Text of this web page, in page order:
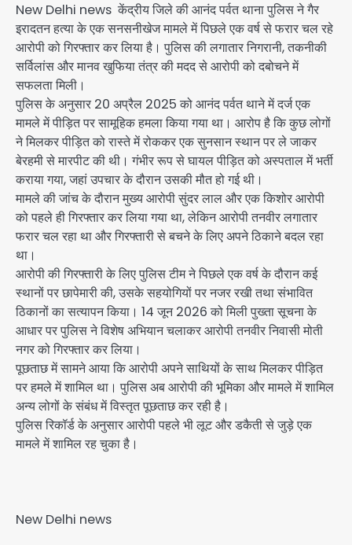
New Delhi news केंद्रीय जिले की आनंद पर्वत थाना पुलिस ने गैर
इरादतन हत्या के एक सनसनीखेज मामले में पिछले एक वर्ष से फरार चल रहे
आरोपी को गिरफ्तार कर लिया है। पुलिस की लगातार निगरानी, तकनीकी
सर्विलांस और मानव खुफिया तंत्र की मदद से आरोपी को दबोचने में
सफलता मिली।
पुलिस के अनुसार 20 अप्रैल 2025 को आनंद पर्वत थाने में दर्ज एक
मामले में पीड़ित पर सामूहिक हमला किया गया था। आरोप है कि कुछ लोगों
ने मिलकर पीड़ित को रास्ते में रोककर एक सुनसान स्थान पर ले जाकर
बेरहमी से मारपीट की थी। गंभीर रूप से घायल पीड़ित को अस्पताल में भर्ती
कराया गया, जहां उपचार के दौरान उसकी मौत हो गई थी।
मामले की जांच के दौरान मुख्य आरोपी सुंदर लाल और एक किशोर आरोपी
को पहले ही गिरफ्तार कर लिया गया था, लेकिन आरोपी तनवीर लगातार
फरार चल रहा था और गिरफ्तारी से बचने के लिए अपने ठिकाने बदल रहा
था।
आरोपी की गिरफ्तारी के लिए पुलिस टीम ने पिछले एक वर्ष के दौरान कई
स्थानों पर छापेमारी की, उसके सहयोगियों पर नजर रखी तथा संभावित
ठिकानों का सत्यापन किया। 14 जून 2026 को मिली पुख्ता सूचना के
आधार पर पुलिस ने विशेष अभियान चलाकर आरोपी तनवीर निवासी मोती
नगर को गिरफ्तार कर लिया।
पूछताछ में सामने आया कि आरोपी अपने साथियों के साथ मिलकर पीड़ित
पर हमले में शामिल था। पुलिस अब आरोपी की भूमिका और मामले में शामिल
अन्य लोगों के संबंध में विस्तृत पूछताछ कर रही है।
पुलिस रिकॉर्ड के अनुसार आरोपी पहले भी लूट और डकैती से जुड़े एक
मामले में शामिल रह चुका है।
New Delhi news